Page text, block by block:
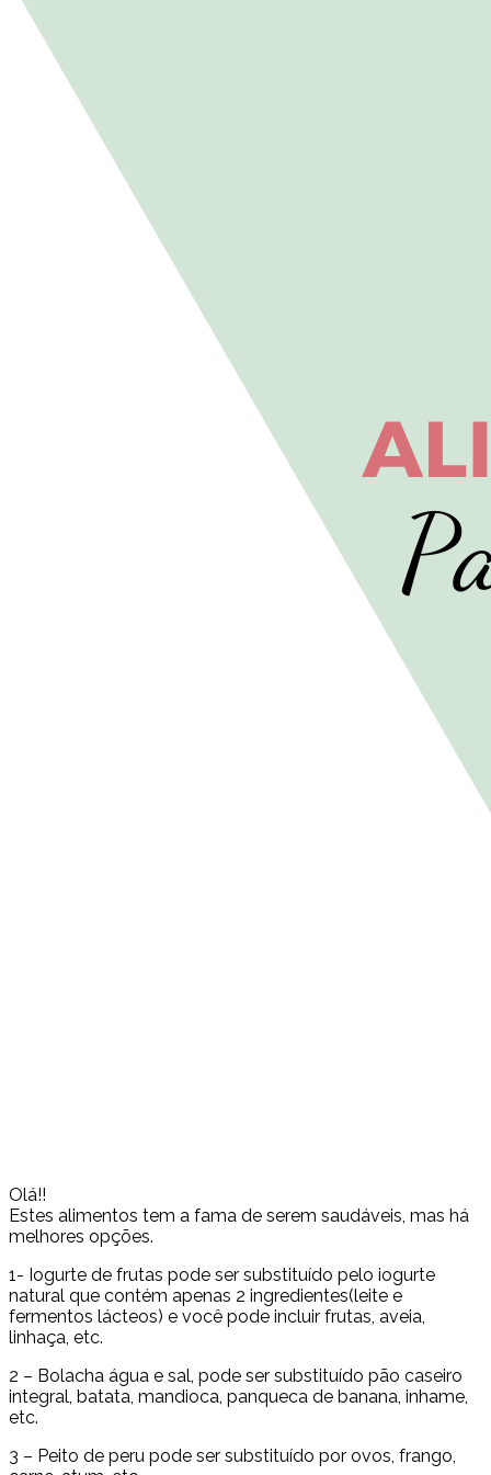
Olá!!
Estes alimentos tem a fama de serem saudáveis, mas há
melhores opções.
1- Iogurte de frutas pode ser substituído pelo iogurte
natural que contém apenas 2 ingredientes(leite e
fermentos lácteos) e você pode incluir frutas, aveia,
linhaça, etc.
2 – Bolacha água e sal, pode ser substituído pão caseiro
integral, batata, mandioca, panqueca de banana, inhame,
etc.
3 – Peito de peru pode ser substituído por ovos, frango,